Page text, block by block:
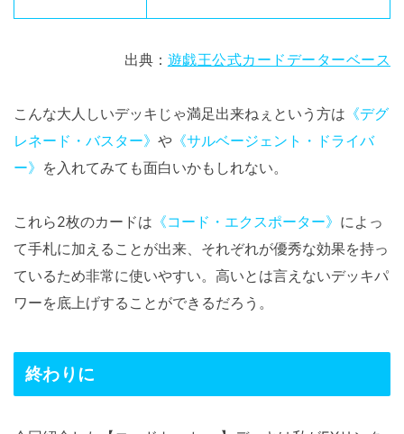
出典： 遊戯王公式カードデーターベース
こんな大人しいデッキじゃ満足出来ねぇという方は 《デグ
レネード・バスター》 や 《サルベージェント・ドライバ
ー》 を入れてみても面白いかもしれない。
これら2枚のカードは 《コード・エクスポーター》 によっ
て手札に加えることが出来、それぞれが優秀な効果を持っ
ているため非常に使いやすい。高いとは言えないデッキパ
ワーを底上げすることができるだろう。
終わりに